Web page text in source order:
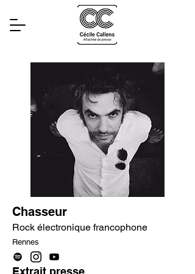
Chasseur
Rock électronique francophone
Rennes
Extrait presse